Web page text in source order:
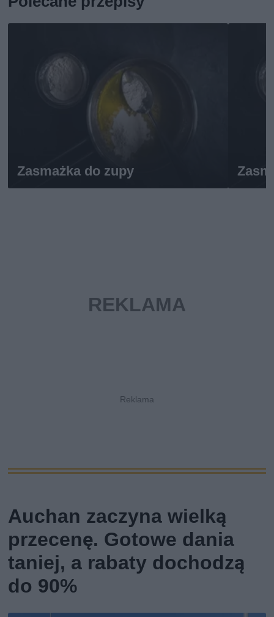
Zasmażka do zupy
Auchan zaczyna wielką
przecenę. Gotowe dania
taniej, a rabaty dochodzą
do 90%